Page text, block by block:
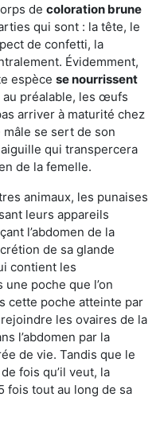
de coloration brune
qui sont : la tête, le
de confetti, la
Évidemment,
espèce se nourrissent
au préalable, les œufs
arriver à maturité chez
se sert de son
qui transpercera
de la femelle.
animaux, les punaises
leurs appareils
l’abdomen de la
de sa glande
contient les
poche que l’on
cette poche atteinte par
les ovaires de la
l’abdomen par la
de vie. Tandis que le
fois qu’il veut, la
fois tout au long de sa